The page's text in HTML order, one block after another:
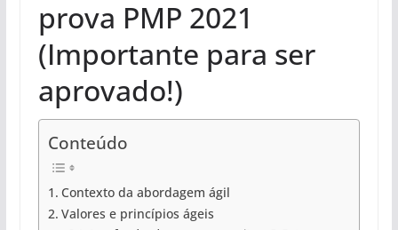
prova PMP 2021
(Importante para ser
aprovado!)
Conteúdo
Contexto da abordagem ágil
Valores e princípios ágeis